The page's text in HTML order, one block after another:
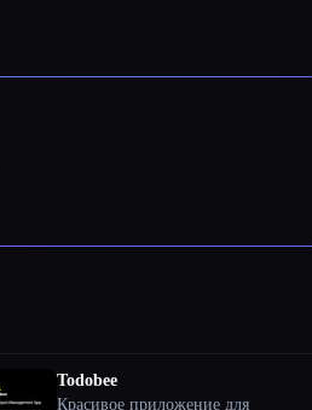
Todobee
Красивое приложение для